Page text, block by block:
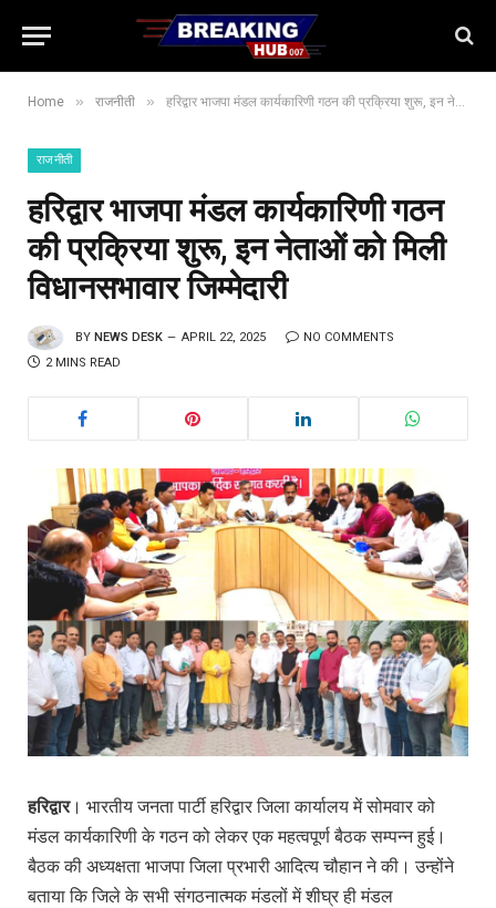
Home » राजनीती » हरिद्वार भाजपा मंडल कार्यकारिणी गठन की प्रक्रिया शुरू, इन नेताओं को मिली विधानसभावार जिम्मेदारी
राजनीती
हरिद्वार भाजपा मंडल कार्यकारिणी गठन
की प्रक्रिया शुरू, इन नेताओं को मिली
विधानसभावार जिम्मेदारी
BY NEWS DESK APRIL 22, 2025
NO COMMENTS
2 MINS READ
हरिद्वार। भारतीय जनता पार्टी हरिद्वार जिला कार्यालय में सोमवार को
मंडल कार्यकारिणी के गठन को लेकर एक महत्वपूर्ण बैठक सम्पन्न हुई।
बैठक की अध्यक्षता भाजपा जिला प्रभारी आदित्य चौहान ने की। उन्होंने
बताया कि जिले के सभी संगठनात्मक मंडलों में शीघ्र ही मंडल